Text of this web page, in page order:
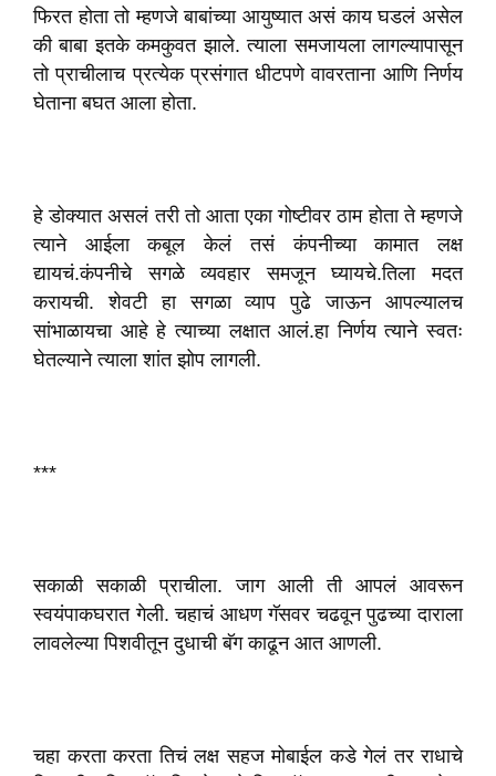
फिरत होता तो म्हणजे बाबांच्या आयुष्यात असं काय घडलं असेल
की बाबा इतके कमकुवत झाले. त्याला समजायला लागल्यापासून
तो प्राचीलाच प्रत्येक प्रसंगात धीटपणे वावरताना आणि निर्णय
घेताना बघत आला होता.
हे डोक्यात असलं तरी तो आता एका गोष्टीवर ठाम होता ते म्हणजे
त्याने आईला कबूल केलं तसं कंपनीच्या कामात लक्ष
द्यायचं.कंपनीचे सगळे व्यवहार समजून घ्यायचे.तिला मदत
करायची. शेवटी हा सगळा व्याप पुढे जाऊन आपल्यालच
सांभाळायचा आहे हे त्याच्या लक्षात आलं.हा निर्णय त्याने स्वतः
घेतल्याने त्याला शांत झोप लागली.
***
सकाळी सकाळी प्राचीला. जाग आली ती आपलं आवरून
स्वयंपाकघरात गेली. चहाचं आधण गॅसवर चढवून पुढच्या दाराला
लावलेल्या पिशवीतून दुधाची बॅग काढून आत आणली.
चहा करता करता तिचं लक्ष सहज मोबाईल कडे गेलं तर राधाचे